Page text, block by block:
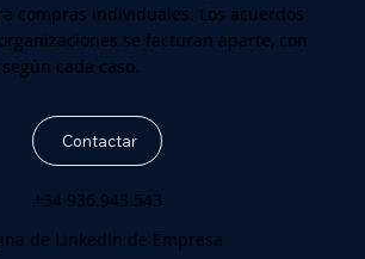
compras individuales. Los acuerdos
se facturan aparte, con
cada caso.
Contactar
+34 936.943.543
de LinkedIn de Empresa